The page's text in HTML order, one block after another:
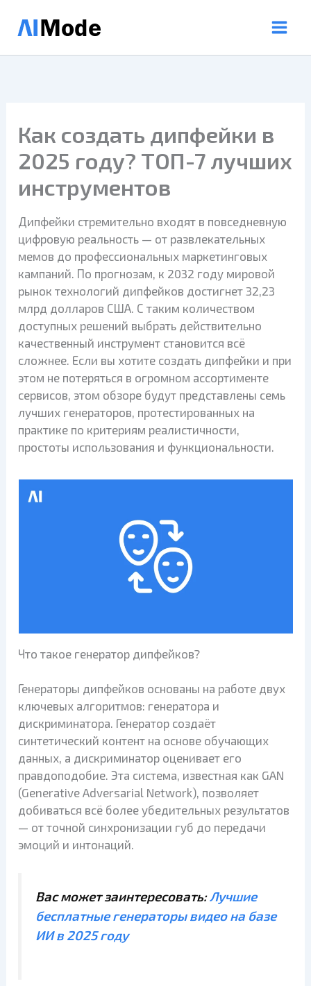
Как создать дипфейки в
2025 году? ТОП-7 лучших
инструментов
Дипфейки стремительно входят в повседневную
цифровую реальность — от развлекательных
мемов до профессиональных маркетинговых
кампаний. По прогнозам, к 2032 году мировой
рынок технологий дипфейков достигнет 32,23
млрд долларов США. С таким количеством
доступных решений выбрать действительно
качественный инструмент становится всё
сложнее. Если вы хотите создать дипфейки и при
этом не потеряться в огромном ассортименте
сервисов, этом обзоре будут представлены семь
лучших генераторов, протестированных на
практике по критериям реалистичности,
простоты использования и функциональности.
Что такое генератор дипфейков?
Генераторы дипфейков основаны на работе двух
ключевых алгоритмов: генератора и
дискриминатора. Генератор создаёт
синтетический контент на основе обучающих
данных, а дискриминатор оценивает его
правдоподобие. Эта система, известная как GAN
(Generative Adversarial Network), позволяет
добиваться всё более убедительных результатов
— от точной синхронизации губ до передачи
эмоций и интонаций.
Вас может заинтересовать:Лучшие
бесплатные генераторы видео на базе
ИИ в 2025 году